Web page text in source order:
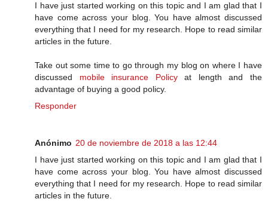
I have just started working on this topic and I am glad that I
have come across your blog. You have almost discussed
everything that I need for my research. Hope to read similar
articles in the future.
Take out some time to go through my blog on where I have
discussed mobile insurance Policyat length and the
advantage of buying a good policy.
Responder
Anónimo 20 de noviembre de 2018 a las 12:44
I have just started working on this topic and I am glad that I
have come across your blog. You have almost discussed
everything that I need for my research. Hope to read similar
articles in the future.